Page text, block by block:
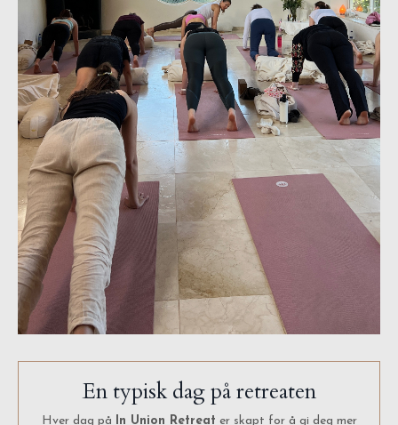
En typisk dag på retreaten
Hver dag på In Union Retreat er skapt for å gi deg mer